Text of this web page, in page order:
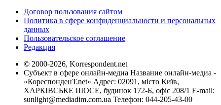
Договор пользования сайтом
Политика в сфере конфиденциальности и персональных
данных
Пользовательское соглашение
Редакция
© 2000-2026, Korrespondent.net
Субъект в сфере онлайн-медиа Название онлайн-медиа -
«КореспонденТ.net» Адрес: 02091, місто Київ,
ХАРКІВСЬКЕ ШОСЕ, будинок 172-Б, офіс 208/1 E-mail:
sunlight@mediadim.com.ua Телефон: 044-205-43-00